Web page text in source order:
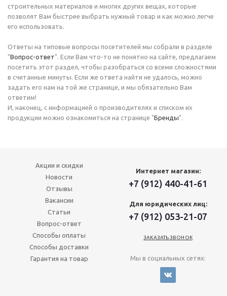
строительных материалов и многих других вещах, которые
позволят Вам быстрее выбрать нужный товар и как можно легче
его использовать.
Ответы на типовые вопросы посетителей мы собрали в разделе
"Вопрос-ответ". Если Вам что-то не понятно на сайте, предлагаем
посетить этот раздел, чтобы разобраться со всеми сложностями
в считанные минуты. Если же ответа найти не удалось, можно
задать его нам на той же странице, и мы обязательно Вам
ответим!
И, наконец, с информацией о производителях и списком их
продукции можно ознакомиться на странице "Бренды".
Акции и скидки
Новости
Отзывы
Вакансии
Статьи
Вопрос-ответ
Способы оплаты
Способы доставки
Гарантия на товар
Интернет магазин:
+7 (912) 440-41-61
Для юридических лиц:
+7 (912) 053-21-07
ЗАКАЗАТЬ ЗВОНОК
Мы в социальных сетях: